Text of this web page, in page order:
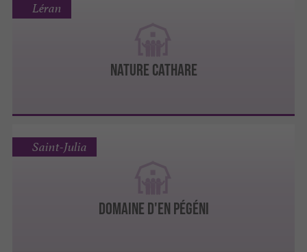
Nature Cathare
Léran
Domaine d'en Pégéni
Saint-Julia